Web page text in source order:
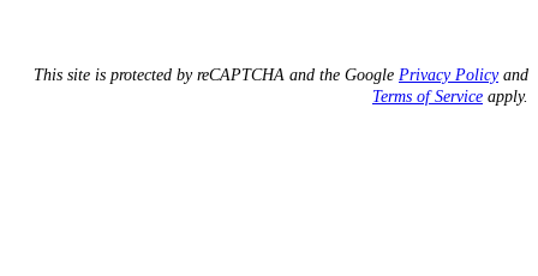
This site is protected by reCAPTCHA and the Google Privacy Policyand
Terms of Service apply.